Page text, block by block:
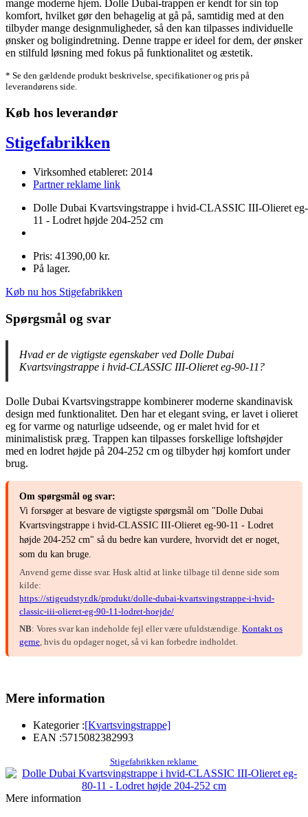
mange moderne hjem. Dolle Dubai-trappen er kendt for sin top
komfort, hvilket gør den behagelig at gå på, samtidig med at den
tilbyder mange designmuligheder, så den kan tilpasses individuelle
ønsker og boligindretning. Denne trappe er ideel for dem, der ønsker
en stilfuld løsning med fokus på funktionalitet og æstetik.
* Se den gældende produkt beskrivelse, specifikationer og pris på
leverandørens side.
Køb hos leverandør
Stigefabrikken
Virksomhed etableret: 2014
Partner reklame link
Dolle Dubai Kvartsvingstrappe i hvid-CLASSIC III-Olieret
11 - Lodret højde 204-252 cm
Pris: 41390,00 kr.
På lager.
Køb nu hos Stigefabrikken
Spørgsmål og svar
Hvad er de vigtigste egenskaber ved Dolle Dubai
Kvartsvingstrappe i hvid-CLASSIC III-Olieret eg-90-11?
Dolle Dubai Kvartsvingstrappe kombinerer moderne skandinavisk
design med funktionalitet. Den har et elegant sving, er lavet i olieret
eg for varme og naturlige udseende, og er malet hvid for et
minimalistisk præg. Trappen kan tilpasses forskellige loftshøjder
med en lodret højde på 204-252 cm og tilbyder høj komfort under
brug.
Om spørgsmål og svar:
Vi forsøger at besvare de vigtigste spørgsmål om "Dolle Dubai
Kvartsvingstrappe i hvid-CLASSIC III-Olieret eg-90-11 - Lodret
højde 204-252 cm" så du bedre kan vurdere, hvorvidt det er noget,
som du kan bruge.
Anvend gerne disse svar. Husk altid at linke tilbage til denne side som
kilde:
https://stigeudstyr.dk/produkt/dolle-dubai-kvartsvingstrappe-i-hvid-
classic-iii-olieret-eg-90-11-lodret-hoejde/
NB: Vores svar kan indeholde fejl eller være ufuldstændige. Kontakt os
gerne, hvis du opdager noget, så vi kan forbedre indholdet.
Mere information
Kategorier :[Kvartsvingstrappe]
EAN :5715082382993
Stigefabrikken reklame
Mere information